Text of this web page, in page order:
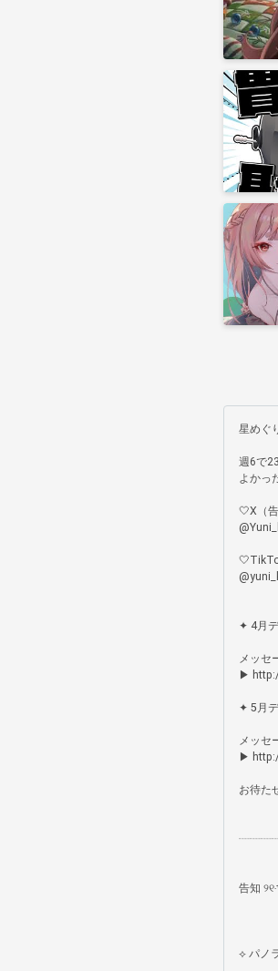
星めぐ
週6で
よかっ
🤍X（
✦ 4月
メッセ
▶︎
✦ 5月
メッセ
▶︎
お待た
告知
⟡ パノ